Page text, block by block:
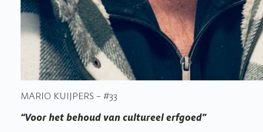
MARIO KUIJPERS – #33
“Voor het behoud van cultureel erfgoed”